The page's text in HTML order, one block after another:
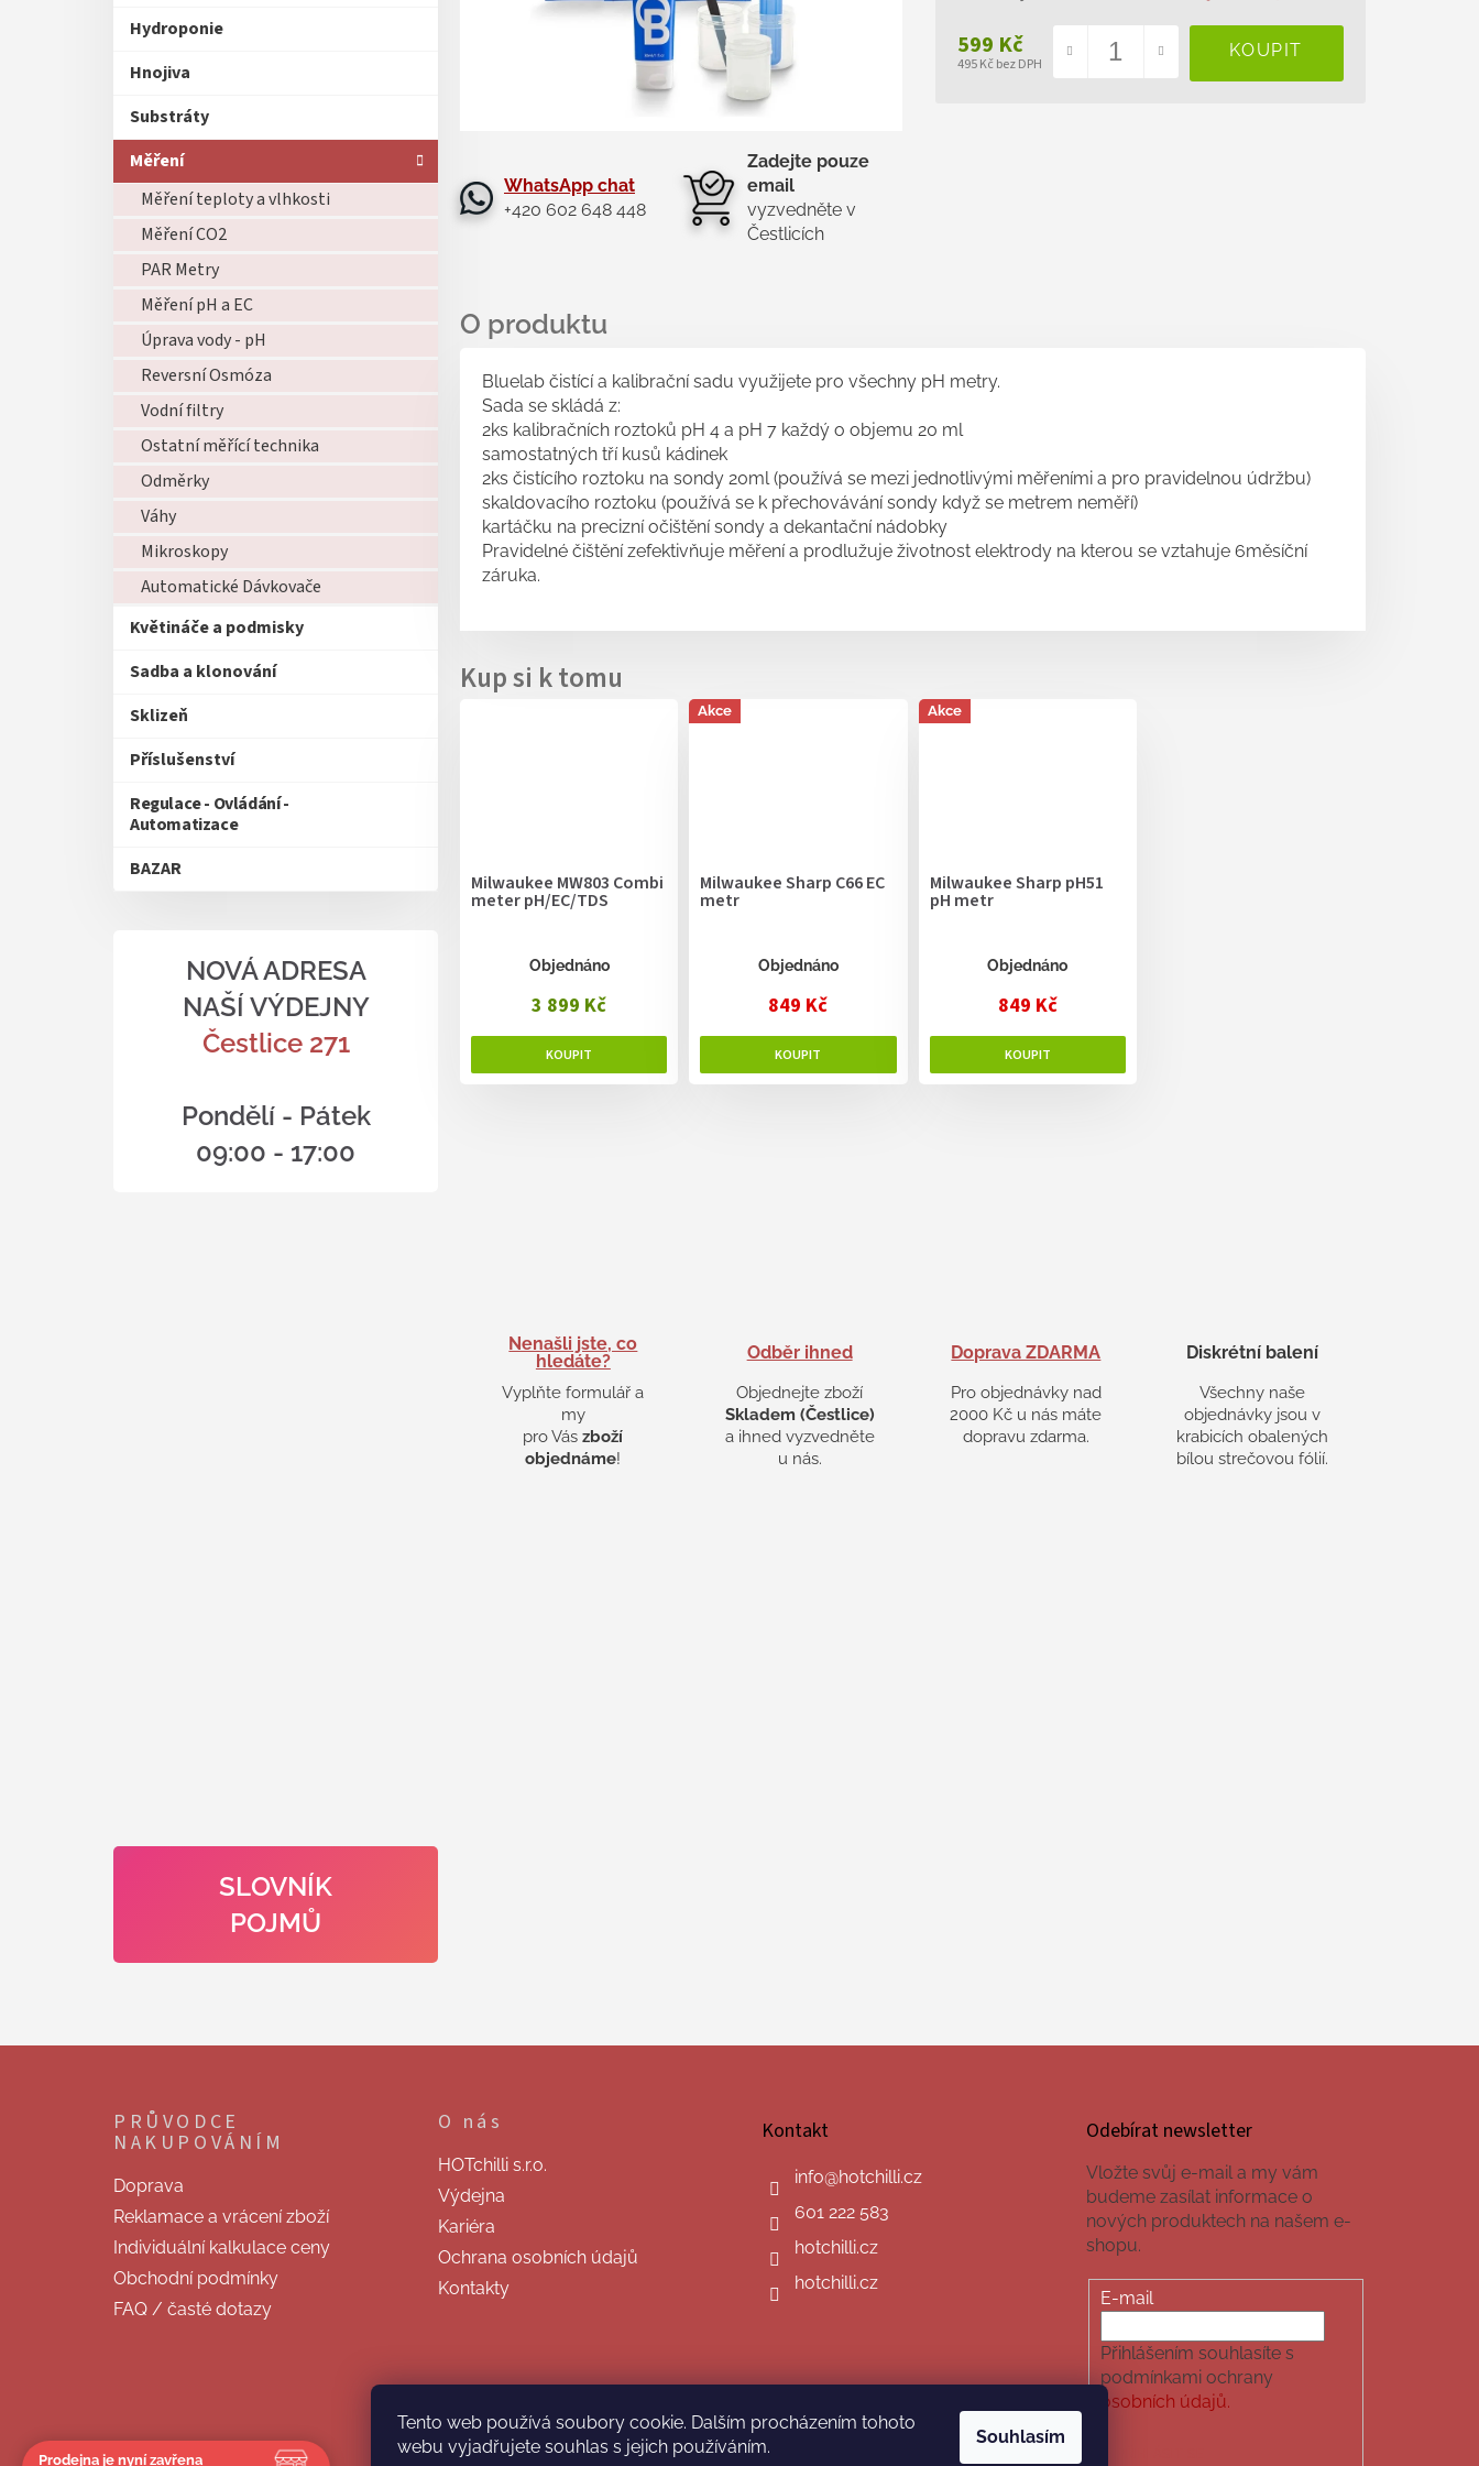
Tento web používá soubory cookie. Dalším procházením tohoto
webu vyjadřujete souhlas s jejich používáním.
Souhlasím
Hydroponie
Hnojiva
Substráty
Měření
Měření teploty a vlhkosti
Měření CO2
PAR Metry
Měření pH a EC
Úprava vody - pH
Reversní Osmóza
Vodní filtry
Ostatní měřící technika
Odměrky
Váhy
Mikroskopy
Automatické Dávkovače
Květináče a podmisky
Sadba a klonování
Sklizeň
Příslušenství
Regulace - Ovládání -
Automatizace
BAZAR
NOVÁ ADRESA
NAŠÍ VÝDEJNY
Čestlice 271
Pondělí - Pátek
09:00 - 17:00
SLOVNÍK
POJMŮ
WhatsApp chat
+420 602 648 448
Zadejte pouze
email
vyzvedněte v
Čestlicích
599 Kč
495 Kč bez DPH
Nenašli jste, co
hledáte?
Vyplňte formulář a
my
pro Vászboží
objednáme!
Odběr ihned
Objednejte zboží
Skladem (Čestlice)
a ihned vyzvedněte
u nás.
Doprava ZDARMA
Pro objednávky nad
2000 Kč u nás máte
dopravu zdarma.
Diskrétní balení
Všechny naše
objednávky jsou v
krabicích obalených
bílou strečovou fólií.
Milwaukee MW803 Combi
meter pH/EC/TDS
Objednáno
3 899 Kč
Akce
Milwaukee Sharp C66 EC
metr
Objednáno
849 Kč
Akce
Milwaukee Sharp pH51
pH metr
Objednáno
849 Kč
Bluelab čistící a kalibrační sadu využijete pro všechny pH metry.
Sada se skládá z:
2ks kalibračních roztoků pH 4 a pH 7 každý o objemu 20 ml
samostatných tří kusů kádinek
2ks čistícího roztoku na sondy 20ml (používá se mezi jednotlivými měřeními a pro pravidelnou údržbu)
skaldovacího roztoku (používá se k přechovávání sondy když se metrem neměří)
kartáčku na precizní očištění sondy a dekantační nádobky
Pravidelné čištění zefektivňuje měření a prodlužuje životnost elektrody na kterou se vztahuje 6měsíční
záruka.
PRŮVODCE
NAKUPOVÁNÍM
Doprava
Reklamace a vrácení zboží
Individuální kalkulace ceny
Obchodní podmínky
FAQ / časté dotazy
O nás
HOTchilli s.r.o.
Výdejna
Kariéra
Ochrana osobních údajů
Kontakty
Kontakt
info@hotchilli.cz
601 222 583
hotchilli.cz
hotchilli.cz
Odebírat newsletter
Vložte svůj e-mail a my vám
budeme zasílat informace o
nových produktech na našem e-
shopu.
E-mail
Přihlášením souhlasíte s
podmínkami ochrany
osobních údajů.
Prodejna je nyní zavřena